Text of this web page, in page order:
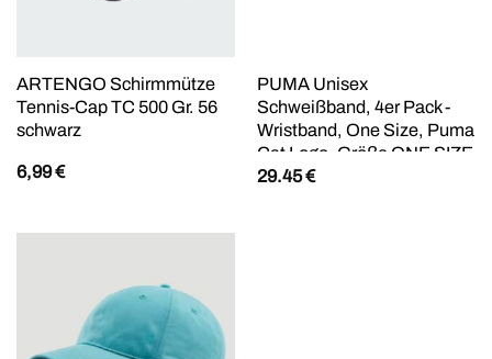
ARTENGO Schirmmütze
Tennis-Cap TC 500 Gr. 56
schwarz
6,99€
PUMA Unisex
Schweißband, 4er Pack -
Wristband, One Size, Puma
Cat Logo, Größe ONE SIZE
in Schwarz/Weiß
29.45€